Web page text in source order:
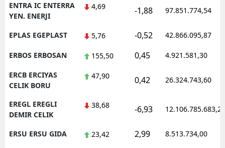
ENTRA IC ENTERRA
YEN. ENERJI
4,69 -1,88 97.851.774,54
EPLAS EGEPLAST 5,76 -0,52 42.866.095,87
ERBOS ERBOSAN 155,50 0,45 4.921.581,30
ERCB ERCIYAS
CELIK BORU
47,90 0,42 26.324.743,60
EREGL EREGLI
DEMIR CELIK
38,68 -6,93 12.106.785.683,20
ERSU ERSU GIDA 23,42 2,99 8.513.734,00